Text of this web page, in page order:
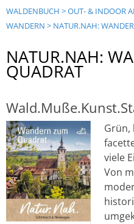
WALDENBUCH >OUT- & INDOOR
WANDERN > NATUR.NAH:
NATUR.NAH:
QUADRAT
Grün,
viele
Von